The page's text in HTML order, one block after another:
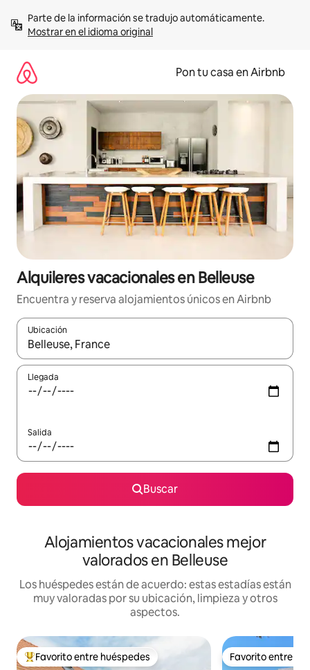
contenidoMostrar en el idioma original
Pon tu casa en Airbnb
Alquileres vacacionales en Belleuse
Encuentra y reserva alojamientos únicos en Airbnb
Ubicación
Cuando los resultados estén disponibles, navega con las
Llegada
Salida
Buscar
Alojamientos vacacionales mejor
valorados en Belleuse
Los huéspedes están de acuerdo: estas estadías están
muy valoradas por su ubicación, limpieza y otros
aspectos.
Favorito entre huéspedes preferido
Favorito entre huéspedes Favorito entre
Favorito entre